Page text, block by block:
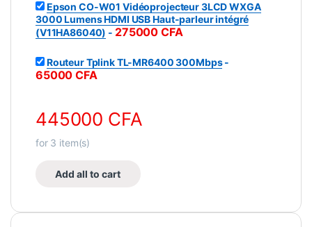
Epson CO-W01 Vidéoprojecteur 3LCD WXGA
3000 Lumens HDMI USB Haut-parleur intégré
(V11HA86040) - 275000 CFA
Routeur Tplink TL-MR6400 300Mbps-
65000CFA
445000 CFA
for 3 item(s)
Add all to cart